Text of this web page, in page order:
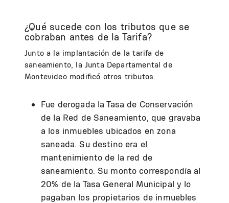
¿Qué sucede con los tributos que se
cobraban antes de la Tarifa?
Junto a la implantación de la tarifa de
saneamiento, la Junta Departamental de
Montevideo modificó otros tributos.
Fue derogada la Tasa de Conservación
de la Red de Saneamiento, que gravaba
a los inmuebles ubicados en zona
saneada. Su destino era el
mantenimiento de la red de
saneamiento. Su monto correspondía al
20% de la Tasa General Municipal y lo
pagaban los propietarios de inmuebles